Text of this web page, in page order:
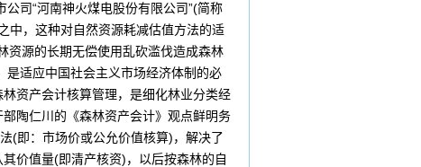
司“河南神火煤电股份有限公司”(简称
中，这种对自然资源耗减估值方法的适
长期无偿使用乱砍滥伐造成森林
适应中国社会主义市场经济体制的必
资产会计核算管理，是细化林业分类经
陶仁川的《森林资产会计》观点鲜明务
(即：市场价或公允价值核算)，解决了
价值量(即清产核资)，以后按森林的自